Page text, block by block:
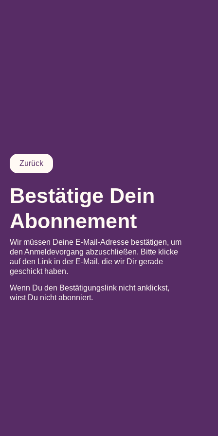
Zurück
Bestätige Dein
Abonnement
Wir müssen Deine E-Mail-Adresse bestätigen, um
den Anmeldevorgang abzuschließen. Bitte klicke
auf den Link in der E-Mail, die wir Dir gerade
geschickt haben.
Wenn Du den Bestätigungslink nicht anklickst,
wirst Du nicht abonniert.